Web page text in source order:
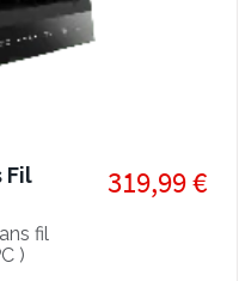
Fil
fil
)
319,99 €